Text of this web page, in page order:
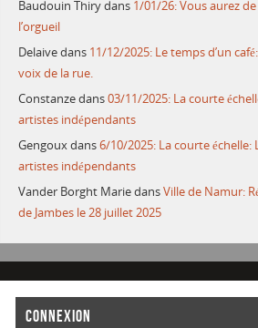
Baudouin Thirydans 1/01/26: Vous aurez
l’orgueil
Delaivedans 11/12/2025: Le temps d’un
voix de la rue.
Constanzedans03/11/2025: La courte
artistes indépendants
Gengouxdans6/10/2025: La courte échelle:
artistes indépendants
Vander Borght MariedansVille de Namur:
de Jambes le 28 juillet 2025
CONNEXION